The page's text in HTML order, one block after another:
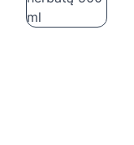
Apis acne-
antybakt. z